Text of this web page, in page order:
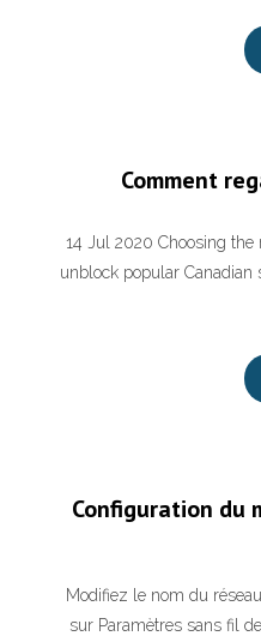
Comment
14 Jul 2020 Choosing
unblock popular Canadian
Configuration du
Modifiez le nom du
sur Paramètres sans fil